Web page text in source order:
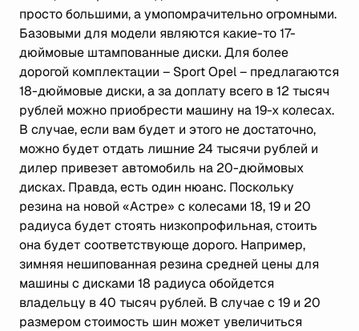
просто большими, а умопомрачительно огромными.
Базовыми для модели являются какие-то 17-
дюймовые штампованные диски. Для более
дорогой комплектации – Sport Opel – предлагаются
18-дюймовые диски, а за доплату всего в 12 тысяч
рублей можно приобрести машину на 19-х колесах.
В случае, если вам будет и этого не достаточно,
можно будет отдать лишние 24 тысячи рублей и
дилер привезет автомобиль на 20-дюймовых
дисках. Правда, есть один нюанс. Поскольку
резина на новой «Астре» с колесами 18, 19 и 20
радиуса будет стоять низкопрофильная, стоить
она будет соответствующе дорого. Например,
зимняя нешипованная резина средней цены для
машины с дисками 18 радиуса обойдется
владельцу в 40 тысяч рублей. В случае с 19 и 20
размером стоимость шин может увеличиться